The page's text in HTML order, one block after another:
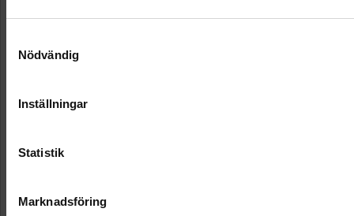
Nödvändig
Inställningar
Statistik
Marknadsföring